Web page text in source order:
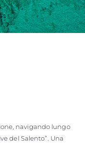
navigando lungo
del Salento”. Una